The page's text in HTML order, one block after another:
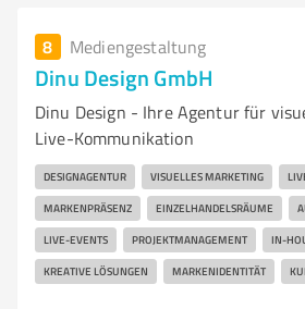
8 Mediengestaltung
Dinu Design GmbH
Dinu Design - Ihre Agentur für
Live-Kommunikation
DESIGNAGENTUR VISUELLES MARKETING
MARKENPRÄSENZ EINZELHANDELSRÄUME
LIVE-EVENTS PROJEKTMANAGEMENT IN-
KREATIVE LÖSUNGEN MARKENIDENTITÄT